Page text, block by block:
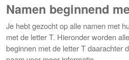
Namen beginnend
Je hebt gezocht op alle namen met
met de letter T. Hieronder worden
beginnen met de letter T daarachter